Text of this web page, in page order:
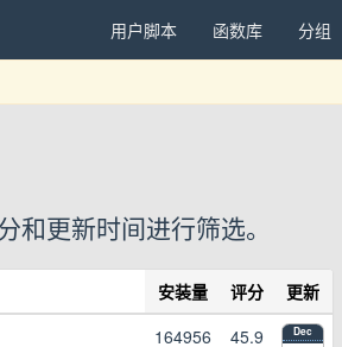
用户脚本 函数库 分组
更新时间进行筛选。
安装量 评分
更新
164956 45.9 Dec